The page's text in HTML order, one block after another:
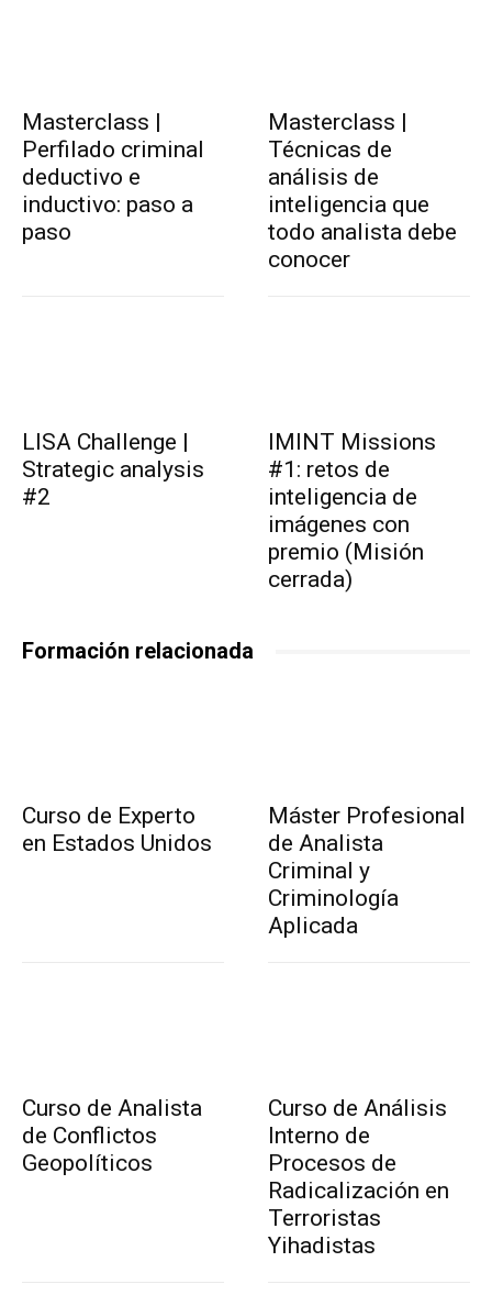
Masterclass |
Perfilado criminal
deductivo e
inductivo: paso a
paso
Masterclass |
Técnicas de
análisis de
inteligencia que
todo analista debe
conocer
LISA Challenge |
Strategic analysis
#2
IMINT Missions
#1: retos de
inteligencia de
imágenes con
premio (Misión
cerrada)
Formación relacionada
Curso de Experto
en Estados Unidos
Máster Profesional
de Analista
Criminal y
Criminología
Aplicada
Curso de Analista
de Conflictos
Geopolíticos
Curso de Análisis
Interno de
Procesos de
Radicalización en
Terroristas
Yihadistas